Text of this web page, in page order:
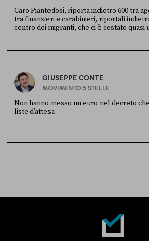
Caro Piantedosi, riporta indietro 600 tra
tra finanzieri e carabinieri, riportali
centro dei migranti, che ci è costato quasi
GIUSEPPE CONTE
MOVIMENTO 5 STELLE
Non hanno messo un euro nel decreto
liste d’attesa